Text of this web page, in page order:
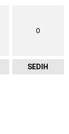
0
SEDIH